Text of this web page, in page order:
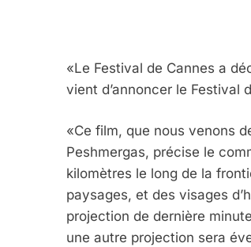
«Le Festival de Cannes a
vient d’annoncer le Festival
«Ce film, que nous venons
Peshmergas, précise le
kilomètres le long de la
paysages, et des visages
projection de dernière
une autre projection sera